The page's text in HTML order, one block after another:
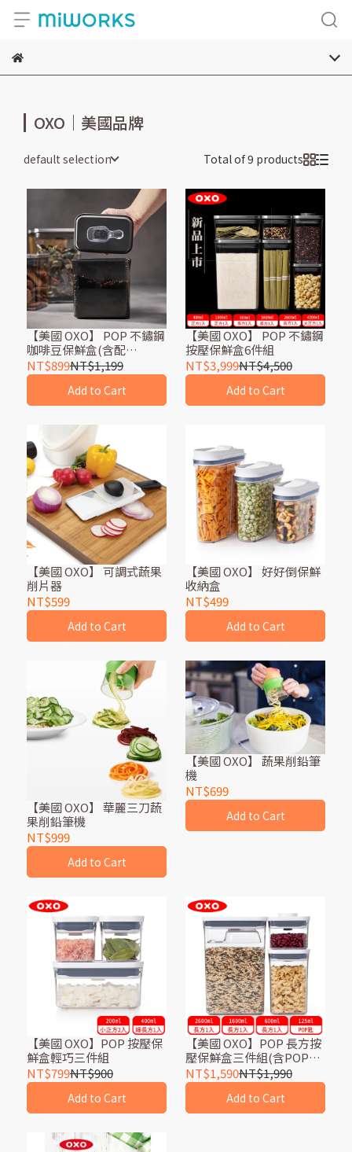
OXO｜美國品牌
default selection Total of 9 products
【美國 OXO】 POP 不鏽鋼
咖啡豆保鮮盒(含配
件)-1.6L
NT$899NT$1,199
Add to Cart
【美國 OXO】 POP 不鏽鋼
按壓保鮮盒6件組
NT$3,999NT$4,500
Add to Cart
【美國 OXO】 可調式蔬果
削片器
NT$599
Add to Cart
【美國 OXO】 好好倒保鮮
收納盒
NT$499
Add to Cart
【美國 OXO】 華麗三刀蔬
果削鉛筆機
NT$999
Add to Cart
【美國 OXO】 蔬果削鉛筆
機
NT$699
Add to Cart
【美國 OXO】POP 按壓保
鮮盒輕巧三件組
NT$799NT$900
Add to Cart
【美國 OXO】POP 長方按
壓保鮮盒三件組(含POP匙)
(0.6L+1.6L+2.6L)【公司
貨】
NT$1,590NT$1,990
Add to Cart